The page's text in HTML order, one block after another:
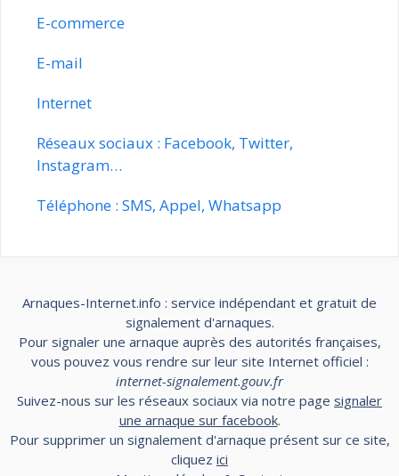
E-commerce
E-mail
Internet
Réseaux sociaux : Facebook, Twitter,
Instagram…
Téléphone : SMS, Appel, Whatsapp
Arnaques-Internet.info : service indépendant et gratuit de
signalement d'arnaques.
Pour signaler une arnaque auprès des autorités françaises,
vous pouvez vous rendre sur leur site Internet officiel :
internet-signalement.gouv.fr
Suivez-nous sur les réseaux sociaux via notre page signaler
une arnaque sur facebook.
Pour supprimer un signalement d'arnaque présent sur ce site,
cliquez ici